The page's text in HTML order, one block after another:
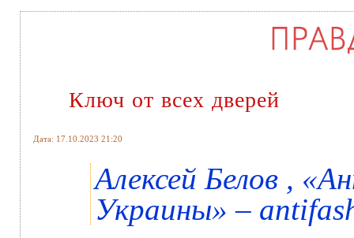
Ключ от всех дверей
Дата: 17.10.2023 21:20
Алексей Белов ,
Украины» –